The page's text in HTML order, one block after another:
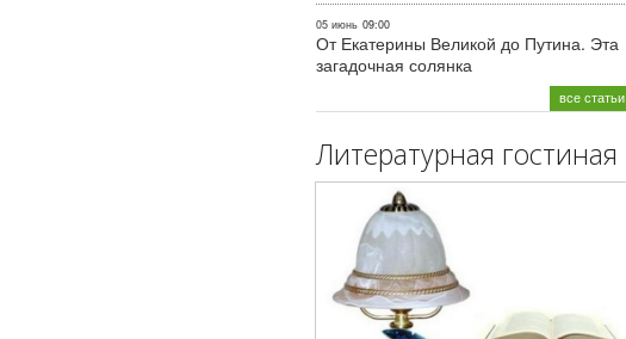
05 июнь 09:00
От Екатерины Великой до Путина. Эта
загадочная солянка
все статьи
Литературная гостиная